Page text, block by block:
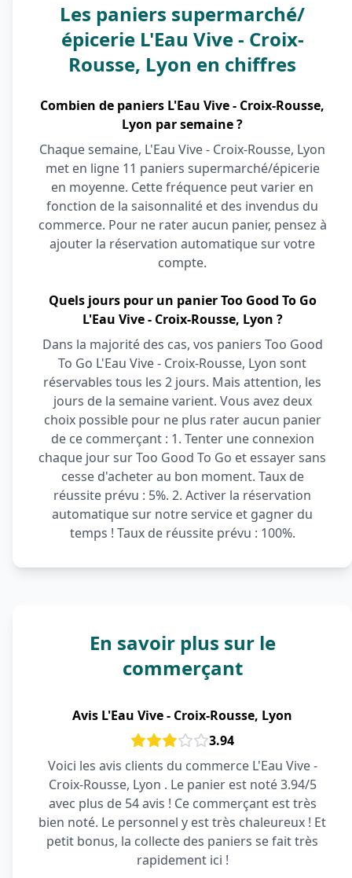
Les paniers supermarché/
épicerie L'Eau Vive - Croix-
Rousse, Lyon en chiffres
Combien de paniers L'Eau Vive - Croix-Rousse,
Lyon par semaine ?
Chaque semaine, L'Eau Vive - Croix-Rousse, Lyon
met en ligne 11 paniers supermarché/épicerie
en moyenne. Cette fréquence peut varier en
fonction de la saisonnalité et des invendus du
commerce. Pour ne rater aucun panier, pensez à
ajouter la réservation automatique sur votre
compte.
Quels jours pour un panier Too Good To Go
L'Eau Vive - Croix-Rousse, Lyon ?
Dans la majorité des cas, vos paniers Too Good
To Go L'Eau Vive - Croix-Rousse, Lyon sont
réservables tous les 2 jours. Mais attention, les
jours de la semaine varient. Vous avez deux
choix possible pour ne plus rater aucun panier
de ce commerçant : 1. Tenter une connexion
chaque jour sur Too Good To Go et essayer sans
cesse d'acheter au bon moment. Taux de
réussite prévu : 5%. 2. Activer la réservation
automatique sur notre service et gagner du
temps ! Taux de réussite prévu : 100%.
En savoir plus sur le
commerçant
Avis L'Eau Vive - Croix-Rousse, Lyon
3.94
Voici les avis clients du commerce L'Eau Vive -
Croix-Rousse, Lyon . Le panier est noté 3.94/5
avec plus de 54 avis ! Ce commerçant est très
bien noté. Le personnel y est très chaleureux ! Et
petit bonus, la collecte des paniers se fait très
rapidement ici !